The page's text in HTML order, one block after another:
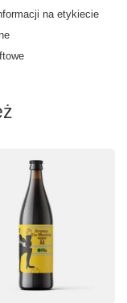
na etykiecie